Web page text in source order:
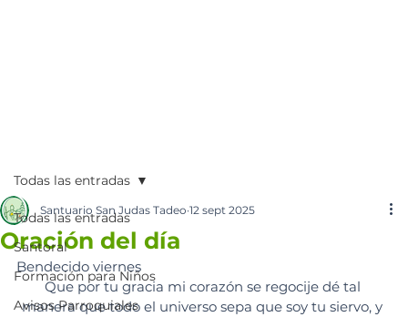
Todas las entradas
Santoral
Formación para Niños
Avisos Parroquiales
Todas las entradas
Oración del día
Santuario San Judas Tadeo 12 sept 2025
Bendecido viernes
Que por tu gracia mi corazón se regocije dé tal
manera que todo el universo sepa que soy tu siervo, y